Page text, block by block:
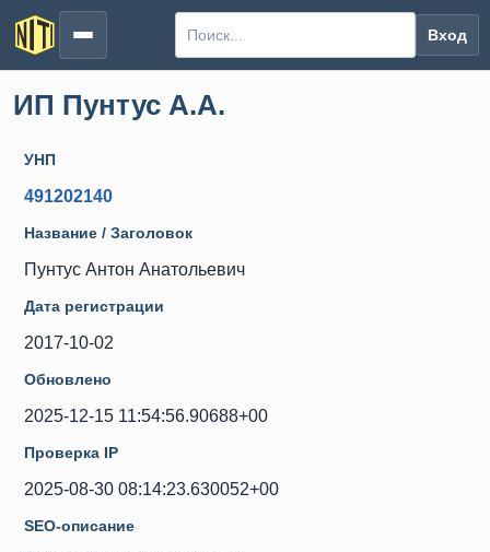
Вход
ИП Пунтус А.А.
УНП
491202140
Название / Заголовок
Пунтус Антон Анатольевич
Дата регистрации
2017-10-02
Обновлено
2025-12-15 11:54:56.90688+00
Проверка IP
2025-08-30 08:14:23.630052+00
SEO-описание